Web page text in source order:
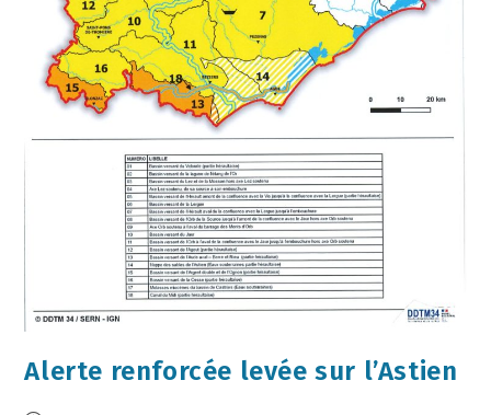
Alerte renforcée levée sur l’Astien